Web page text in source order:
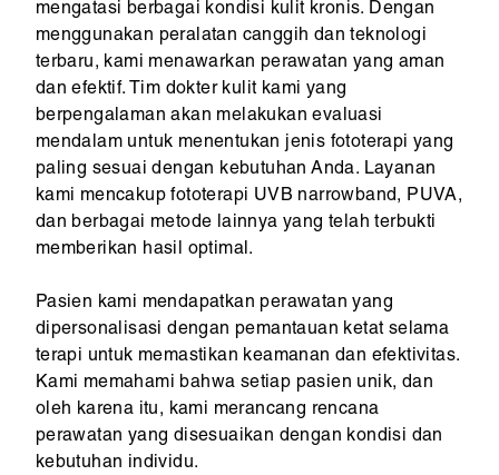
mengatasi berbagai kondisi kulit kronis. Dengan
menggunakan peralatan canggih dan teknologi
terbaru, kami menawarkan perawatan yang aman
dan efektif. Tim dokter kulit kami yang
berpengalaman akan melakukan evaluasi
mendalam untuk menentukan jenis fototerapi yang
paling sesuai dengan kebutuhan Anda. Layanan
kami mencakup fototerapi UVB narrowband, PUVA,
dan berbagai metode lainnya yang telah terbukti
memberikan hasil optimal.
Pasien kami mendapatkan perawatan yang
dipersonalisasi dengan pemantauan ketat selama
terapi untuk memastikan keamanan dan efektivitas.
Kami memahami bahwa setiap pasien unik, dan
oleh karena itu, kami merancang rencana
perawatan yang disesuaikan dengan kondisi dan
kebutuhan individu.